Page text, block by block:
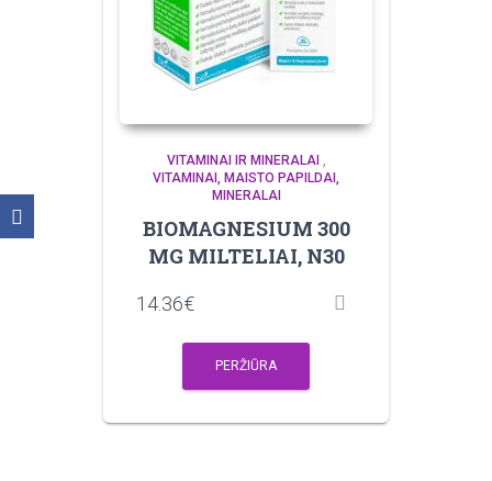
VITAMINAI IR MINERALAI ,
VITAMINAI, MAISTO PAPILDAI,
MINERALAI
BIOMAGNESIUM 300
MG MILTELIAI, N30
14.36€
PERŽIŪRA